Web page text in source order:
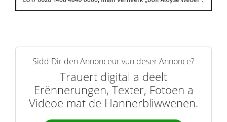
Sidd Dir den Annonceur vun dëser Annonce?
Trauert digital a deelt
Erënnerungen, Texter, Fotoen a
Videoe mat de Hannerbliwwenen.